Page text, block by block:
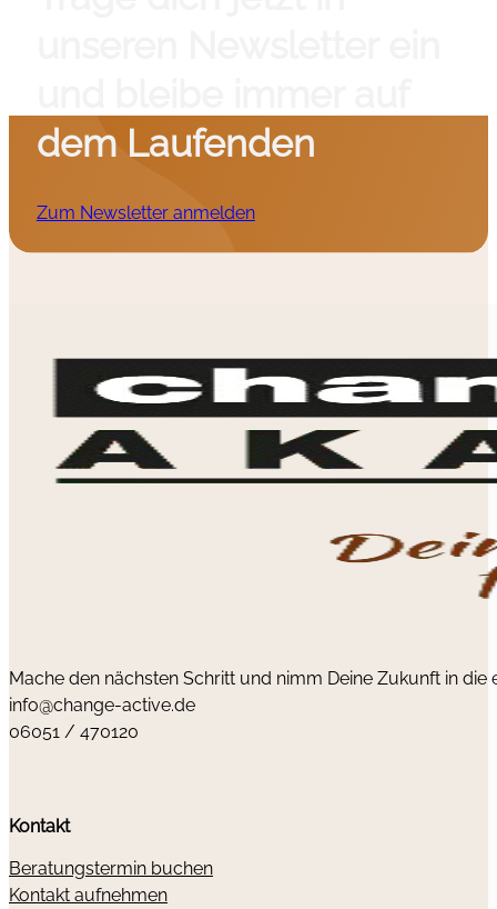
dem Laufenden
Zum Newsletter anmelden
Mache den nächsten Schritt und nimm Deine Zukunft in die
info@change-active.de
06051 / 470120
Kontakt
Beratungstermin buchen
Kontakt aufnehmen